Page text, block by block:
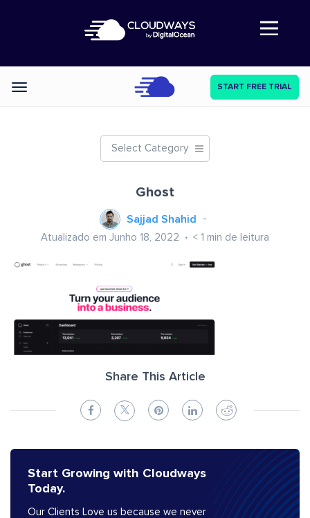
Abre a navegação
Categories START FREE TRIAL
Select Category
Ghost
Sajjad Shahid
Atualizado em Junho 18, 2022 < 1 min de leitura
Share This Article
Start Growing with Cloudways
Today.
Our Clients Love us because we never